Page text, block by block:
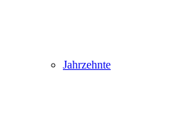
Jahrzehnte